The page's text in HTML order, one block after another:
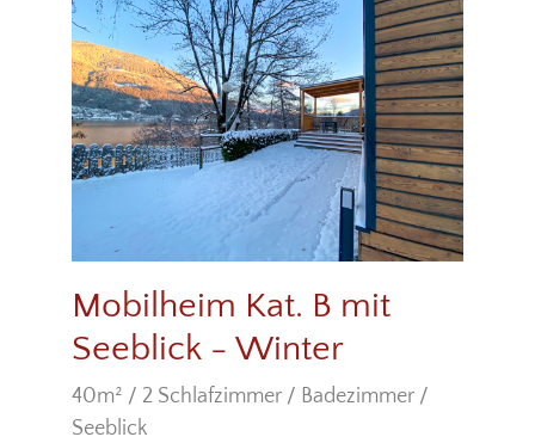
Mobilheim Kat. B mit
Seeblick - Winter
40m² / 2 Schlafzimmer / Badezimmer /
Seeblick